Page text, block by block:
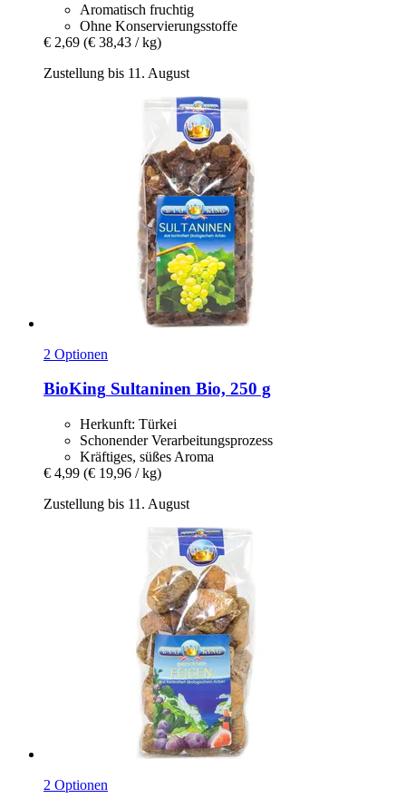
Aromatisch fruchtig
Ohne Konservierungsstoffe
€ 2,69 (€ 38,43 / kg)
Zustellung bis 11. August
2 Optionen
BioKing Sultaninen Bio, 250 g
Herkunft: Türkei
Schonender Verarbeitungsprozess
Kräftiges, süßes Aroma
€ 4,99 (€ 19,96 / kg)
Zustellung bis 11. August
2 Optionen